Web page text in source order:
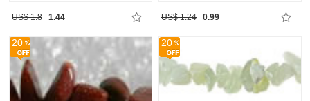
US$ 1.8 1.44 US$ 1.24 0.99
20 20